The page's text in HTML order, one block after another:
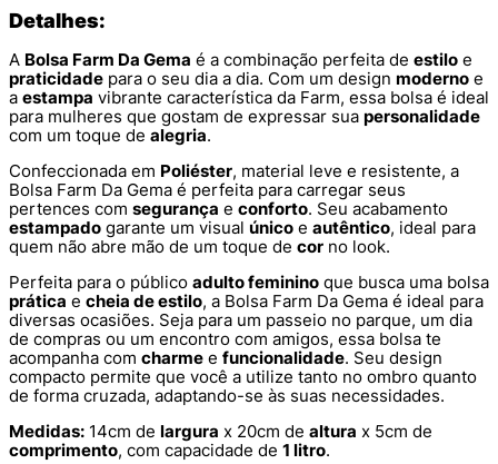
Detalhes:
A Bolsa Farm Da Gema é a combinação perfeita de estilo e
praticidade para o seu dia a dia. Com um design moderno e
a estampa vibrante característica da Farm, essa bolsa é ideal
para mulheres que gostam de expressar sua personalidade
com um toque de alegria.
Confeccionada em Poliéster, material leve e resistente, a
Bolsa Farm Da Gema é perfeita para carregar seus
pertences com segurança e conforto. Seu acabamento
estampado garante um visual único e autêntico, ideal para
quem não abre mão de um toque de cor no look.
Perfeita para o público adulto feminino que busca uma bolsa
prática e cheia de estilo, a Bolsa Farm Da Gema é ideal para
diversas ocasiões. Seja para um passeio no parque, um dia
de compras ou um encontro com amigos, essa bolsa te
acompanha com charme e funcionalidade. Seu design
compacto permite que você a utilize tanto no ombro quanto
de forma cruzada, adaptando-se às suas necessidades.
Medidas: 14cm de largura x 20cm de altura x 5cm de
comprimento, com capacidade de 1 litro.